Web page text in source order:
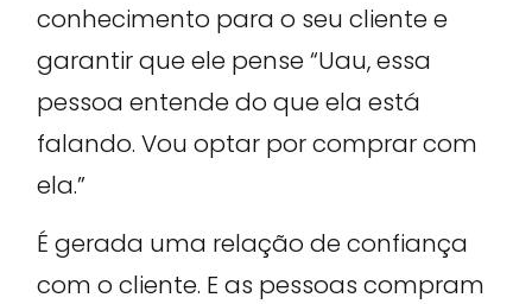
conhecimento para o seu cliente e
garantir que ele pense “Uau, essa
pessoa entende do que ela está
falando. Vou optar por comprar com
ela.”
É gerada uma relação de confiança
com o cliente. E as pessoas compram